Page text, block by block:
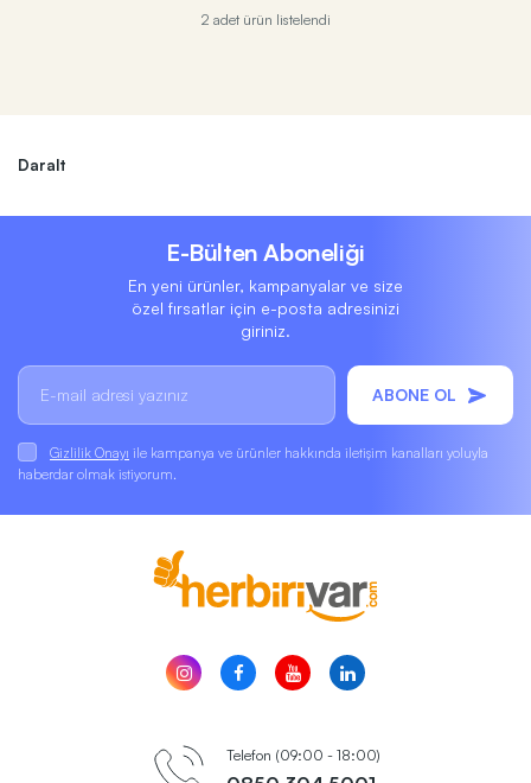
2 adet ürün listelendi
Daralt
E-Bülten Aboneliği
En yeni ürünler, kampanyalar ve size
özel fırsatlar için e-posta adresinizi
giriniz.
ABONE OL
Gizlilik Onayı ile kampanya ve ürünler hakkında iletişim kanalları yoluyla
haberdar olmak istiyorum.
Telefon (09:00 - 18:00)